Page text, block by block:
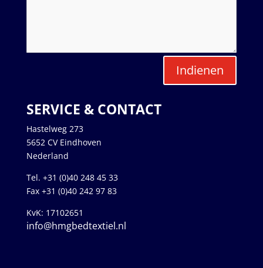
Indienen
SERVICE & CONTACT
Hastelweg 273
5652 CV Eindhoven
Nederland
Tel. +31 (0)40 248 45 33
Fax +31 (0)40 242 97 83
KvK: 17102651
info@hmgbedtextiel.nl